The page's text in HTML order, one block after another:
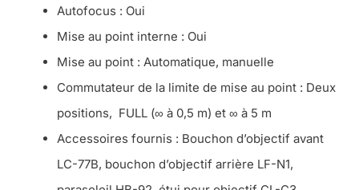
Autofocus : Oui
Mise au point interne : Oui
Mise au point : Automatique, manuelle
Commutateur de la limite de mise au point : Deux
positions, FULL (∞ à 0,5 m) et ∞ à 5 m
Accessoires fournis : Bouchon d’objectif avant
LC-77B, bouchon d’objectif arrière LF-N1,